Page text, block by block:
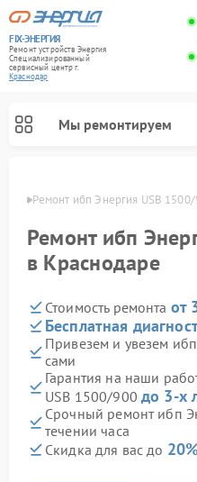
FIX-ЭНЕРГИЯ
Ремонт устройств Энергия
Специализированный
cервисный центр г.
Краснодар
Мы ремонтируем
Ремонт ибп Энергия USB
Ремонт ибп
в Краснодаре
Стоимость ремонта от
Бесплатная
Привезем и увезем
сами
Гарантия на наши
USB 1500/900 до 3-х
Срочный ремонт ибп
течении часа
Скидка для вас до